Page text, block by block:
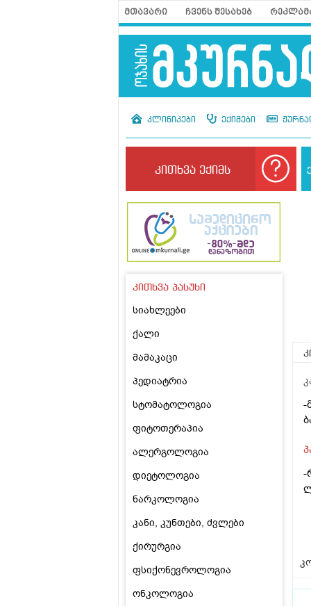
მთავარი ჩვენს შესახებ
კლინიკები ექიმები
კითხვა ექიმს
კითხვა პასუხი
სიახლეები
ქალი
მამაკაცი
პედიატრია
სტომატოლოგია
ფიტოთერაპია
ალერგოლოგია
დიეტოლოგია
ნარკოლოგია
კანი, კუნთები, ძვლები
ქირურგია
ფსიქონევროლოგია
ონკოლოგია
-
-